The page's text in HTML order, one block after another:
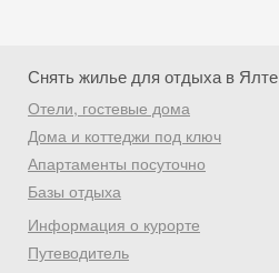
Снять жилье для отдыха в Ялте
Отели, гостевые дома
Дома и коттеджи под ключ
Апартаменты посуточно
Базы отдыха
Информация о курорте
Путеводитель